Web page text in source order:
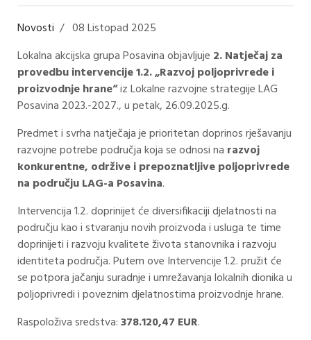
Novosti
08 Listopad 2025
Lokalna akcijska grupa Posavina objavljuje 2. Natječaj za
provedbu intervencije 1.2. „Razvoj poljoprivrede i
proizvodnje hrane“iz Lokalne razvojne strategije LAG
Posavina 2023.-2027., u petak, 26.09.2025.g.
Predmet i svrha natječajaje prioritetan doprinos rješavanju
razvojne potrebe područja koja se odnosi na razvoj
konkurentne, održive i prepoznatljive poljoprivrede
na području LAG-a Posavina.
Intervencija 1.2. doprinijet će diversifikaciji djelatnosti na
području kao i stvaranju novih proizvoda i usluga te time
doprinijeti i razvoju kvalitete života stanovnika i razvoju
identiteta područja. Putem ove Intervencije 1.2. pružit će
se potpora jačanju suradnje i umrežavanja lokalnih dionika u
poljoprivredi i poveznim djelatnostima proizvodnje hrane.
Raspoloživa sredstva:378.120,47 EUR.